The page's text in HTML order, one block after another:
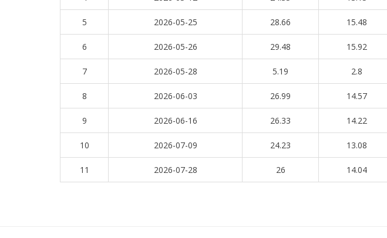
5 2026-05-25 28.66 15.48
6 2026-05-26 29.48 15.92
7 2026-05-28 5.19 2.8
8 2026-06-03 26.99 14.57
9 2026-06-16 26.33 14.22
10 2026-07-09 24.23 13.08
11 2026-07-28 26 14.04